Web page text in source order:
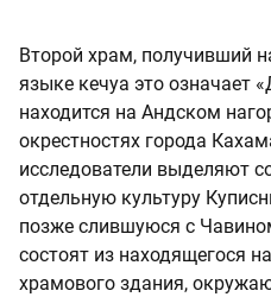
Второй храм, получивший
языке кечуа это означает
находится на Андском
окрестностях города
исследователи выделяют
отдельную культуру
позже слившуюся с
состоят из находящегося
храмового здания,